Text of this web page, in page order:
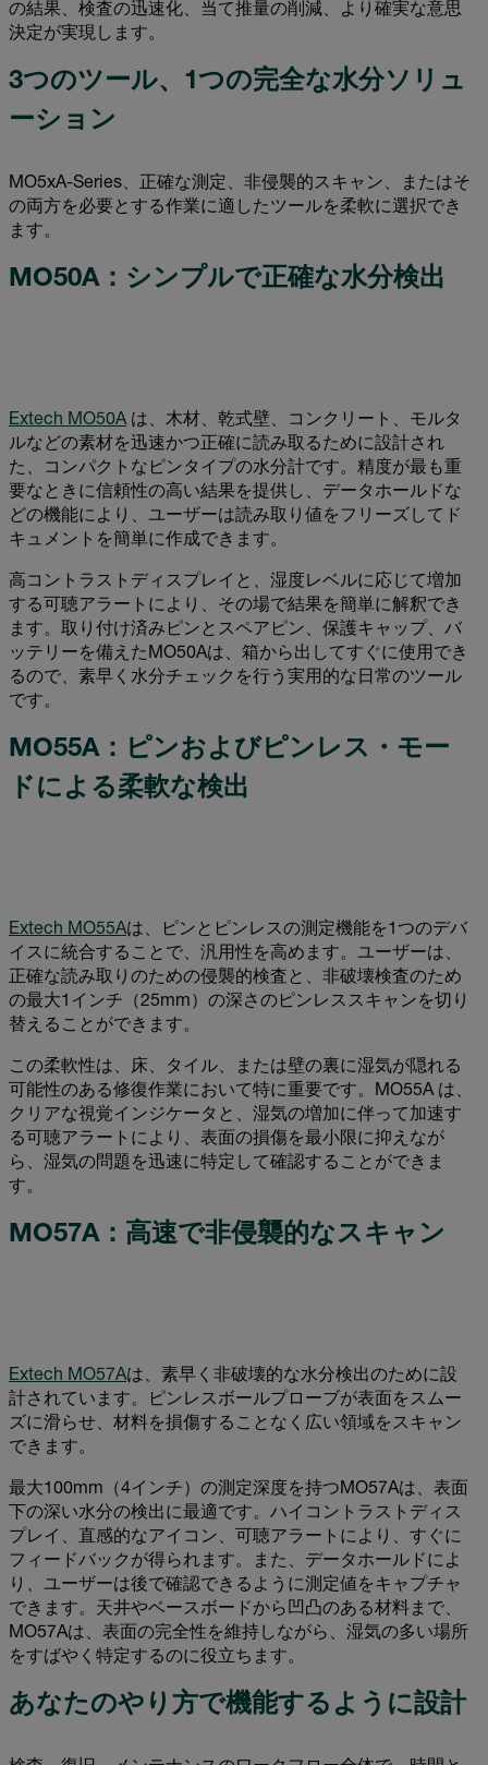
の結果、検査の迅速化、当て推量の削減、より確実な意思
決定が実現します。
3つのツール、1つの完全な水分ソリュ
ーション
MO5xA-Series、正確な測定、非侵襲的スキャン、またはそ
の両方を必要とする作業に適したツールを柔軟に選択でき
ます。
MO50A：シンプルで正確な水分検出
Extech MO50Aは、木材、乾式壁、コンクリート、モルタ
ルなどの素材を迅速かつ正確に読み取るために設計され
た、コンパクトなピンタイプの水分計です。精度が最も重
要なときに信頼性の高い結果を提供し、データホールドな
どの機能により、ユーザーは読み取り値をフリーズしてド
キュメントを簡単に作成できます。
高コントラストディスプレイと、湿度レベルに応じて増加
する可聴アラートにより、その場で結果を簡単に解釈でき
ます。取り付け済みピンとスペアピン、保護キャップ、バ
ッテリーを備えたMO50Aは、箱から出してすぐに使用でき
るので、素早く水分チェックを行う実用的な日常のツール
です。
MO55A：ピンおよびピンレス・モー
ドによる柔軟な検出
Extech MO55Aは、ピンとピンレスの測定機能を1つのデバ
イスに統合することで、汎用性を高めます。ユーザーは、
正確な読み取りのための侵襲的検査と、非破壊検査のため
の最大1インチ（25mm）の深さのピンレススキャンを切り
替えることができます。
この柔軟性は、床、タイル、または壁の裏に湿気が隠れる
可能性のある修復作業において特に重要です。MO55A は、
クリアな視覚インジケータと、湿気の増加に伴って加速す
る可聴アラートにより、表面の損傷を最小限に抑えなが
ら、湿気の問題を迅速に特定して確認することができま
す。
MO57A：高速で非侵襲的なスキャン
Extech MO57Aは、素早く非破壊的な水分検出のために設
計されています。ピンレスボールプローブが表面をスムー
ズに滑らせ、材料を損傷することなく広い領域をスキャン
できます。
最大100mm（4インチ）の測定深度を持つMO57Aは、表面
下の深い水分の検出に最適です。ハイコントラストディス
プレイ、直感的なアイコン、可聴アラートにより、すぐに
フィードバックが得られます。また、データホールドによ
り、ユーザーは後で確認できるように測定値をキャプチャ
できます。天井やベースボードから凹凸のある材料まで、
MO57Aは、表面の完全性を維持しながら、湿気の多い場所
をすばやく特定するのに役立ちます。
あなたのやり方で機能するように設計